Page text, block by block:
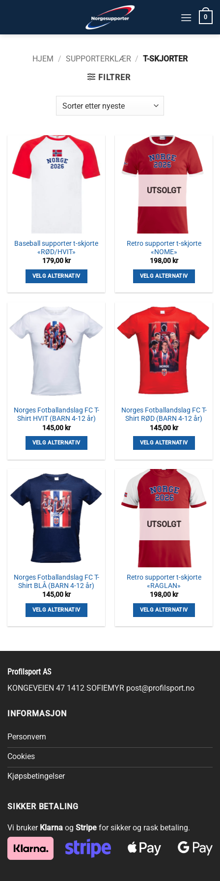
0
HJEM / SUPPORTERKLÆR / T-SKJORTER
FILTRER
Baseball supporter t-skjorte
«RØD/HVIT»
179,00 kr
VELG ALTERNATIV
har
varianter.
Alternativene
kan
produktsiden
UTSOLGT
Retro supporter t-skjorte
«NOME»
198,00 kr
VELG ALTERNATIV
har
varianter.
Alternativene
kan
velges
på
produktsiden
Norges Fotballandslag FC T-
Shirt HVIT (BARN 4-12 år)
145,00 kr
VELG ALTERNATIV
har
varianter.
Alternativene
kan
velges
produktsiden
Norges Fotballandslag FC T-
Shirt RØD (BARN 4-12 år)
145,00 kr
VELG ALTERNATIV
har
flere
varianter.
Alternativene
velges
produktsiden
Norges Fotballandslag FC T-
Shirt BLÅ (BARN 4-12 år)
145,00 kr
VELG ALTERNATIV
flere
kan
produktsiden
UTSOLGT
Retro supporter t-skjorte
«RAGLAN»
198,00 kr
VELG ALTERNATIV
flere
kan
velges
Profilsport AS
KONGEVEIEN 47 1412 SOFIEMYR post@profilsport.no
INFORMASJON
Personvern
Cookies
Kjøpsbetingelser
SIKKER BETALING
Vi bruker Klarna og Stripe for sikker og rask betaling.